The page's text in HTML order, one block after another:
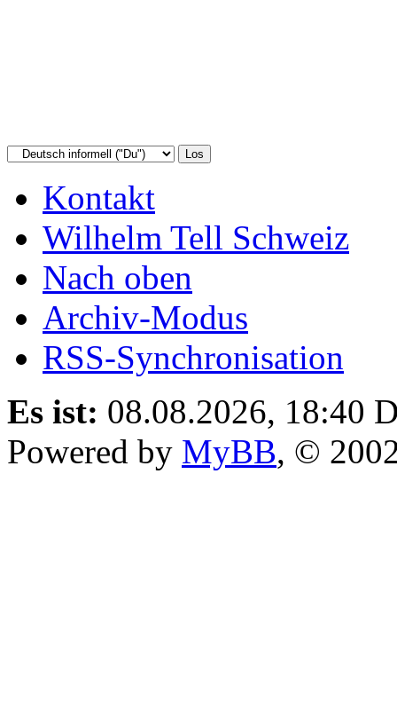
Kontakt
Wilhelm Tell Schweiz
Nach oben
Archiv-Modus
RSS-Synchronisation
Es ist: 08.08.2026, 18:40
Powered by MyBB, ©